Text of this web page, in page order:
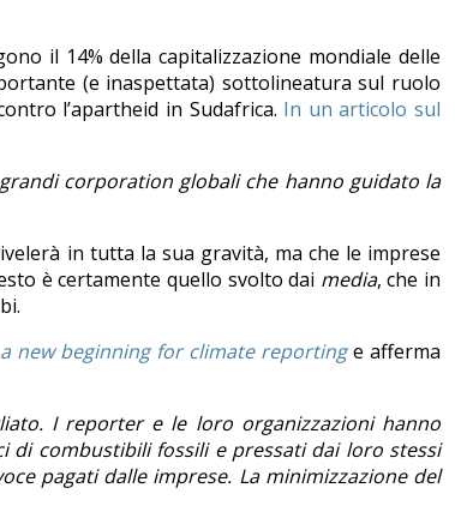
il 14% della capitalizzazione mondiale delle
(e inaspettata) sottolineatura sul ruolo
l’apartheid in Sudafrica. In un articolo sul
corporation globali che hanno guidato la
in tutta la sua gravità, ma che le imprese
è certamente quello svolto dai media, che in
a new beginning for climate reportinge afferma
I reporter e le loro organizzazioni hanno
combustibili fossili e pressati dai loro stessi
pagati dalle imprese. La minimizzazione del